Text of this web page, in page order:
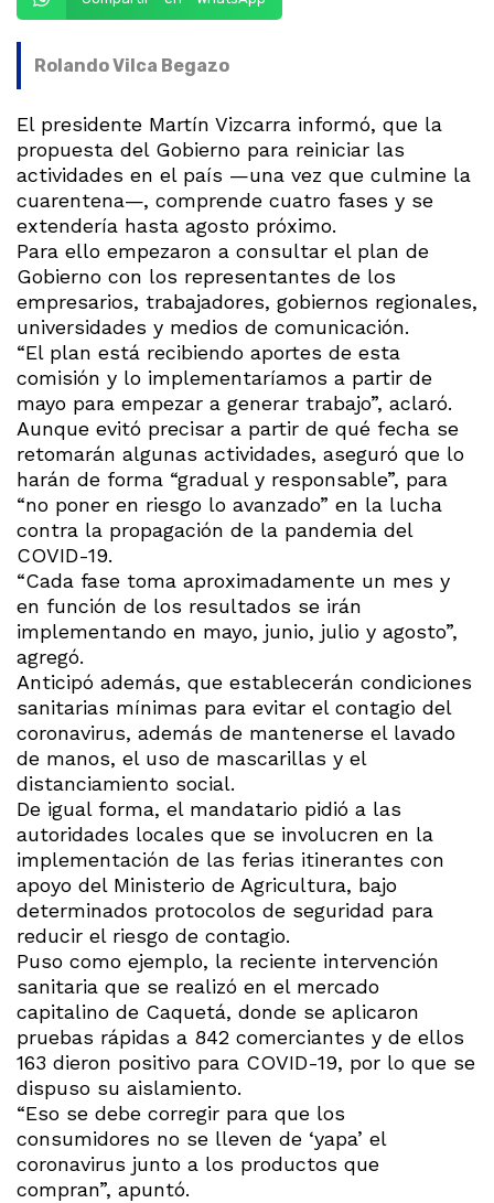
Rolando Vilca Begazo
El presidente Martín Vizcarra informó, que la
propuesta del Gobierno para reiniciar las
actividades en el país —una vez que culmine la
cuarentena—, comprende cuatro fases y se
extendería hasta agosto próximo.
Para ello empezaron a consultar el plan de
Gobierno con los representantes de los
empresarios, trabajadores, gobiernos regionales,
universidades y medios de comunicación.
“El plan está recibiendo aportes de esta
comisión y lo implementaríamos a partir de
mayo para empezar a generar trabajo”, aclaró.
Aunque evitó precisar a partir de qué fecha se
retomarán algunas actividades, aseguró que lo
harán de forma “gradual y responsable”, para
“no poner en riesgo lo avanzado” en la lucha
contra la propagación de la pandemia del
COVID-19.
“Cada fase toma aproximadamente un mes y
en función de los resultados se irán
implementando en mayo, junio, julio y agosto”,
agregó.
Anticipó además, que establecerán condiciones
sanitarias mínimas para evitar el contagio del
coronavirus, además de mantenerse el lavado
de manos, el uso de mascarillas y el
distanciamiento social.
De igual forma, el mandatario pidió a las
autoridades locales que se involucren en la
implementación de las ferias itinerantes con
apoyo del Ministerio de Agricultura, bajo
determinados protocolos de seguridad para
reducir el riesgo de contagio.
Puso como ejemplo, la reciente intervención
sanitaria que se realizó en el mercado
capitalino de Caquetá, donde se aplicaron
pruebas rápidas a 842 comerciantes y de ellos
163 dieron positivo para COVID-19, por lo que se
dispuso su aislamiento.
“Eso se debe corregir para que los
consumidores no se lleven de ‘yapa’ el
coronavirus junto a los productos que
compran”, apuntó.